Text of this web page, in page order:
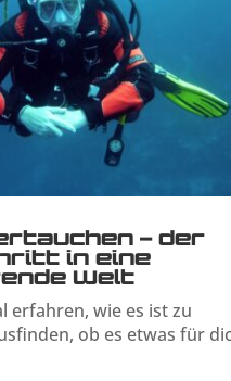
– der
in eine
Welt
erfahren, wie es ist zu
ob es etwas für